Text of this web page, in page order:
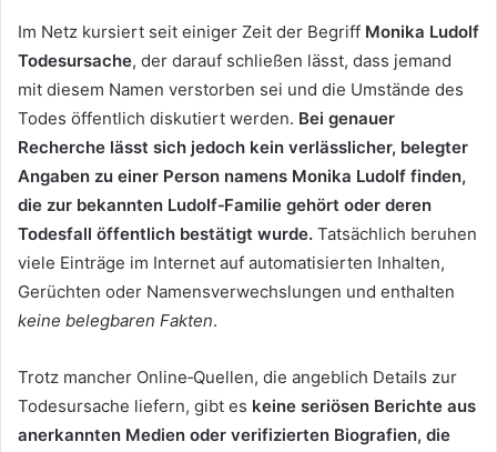
Im Netz kursiert seit einiger Zeit der Begriff Monika Ludolf
Todesursache, der darauf schließen lässt, dass jemand
mit diesem Namen verstorben sei und die Umstände des
Todes öffentlich diskutiert werden. Bei genauer
Recherche lässt sich jedoch kein verlässlicher, belegter
Angaben zu einer Person namens Monika Ludolf finden,
die zur bekannten Ludolf‑Familie gehört oder deren
Todesfall öffentlich bestätigt wurde. Tatsächlich beruhen
viele Einträge im Internet auf automatisierten Inhalten,
Gerüchten oder Namensverwechslungen und enthalten
keine belegbaren Fakten.
Trotz mancher Online‑Quellen, die angeblich Details zur
Todesursache liefern, gibt es keine seriösen Berichte aus
anerkannten Medien oder verifizierten Biografien, die